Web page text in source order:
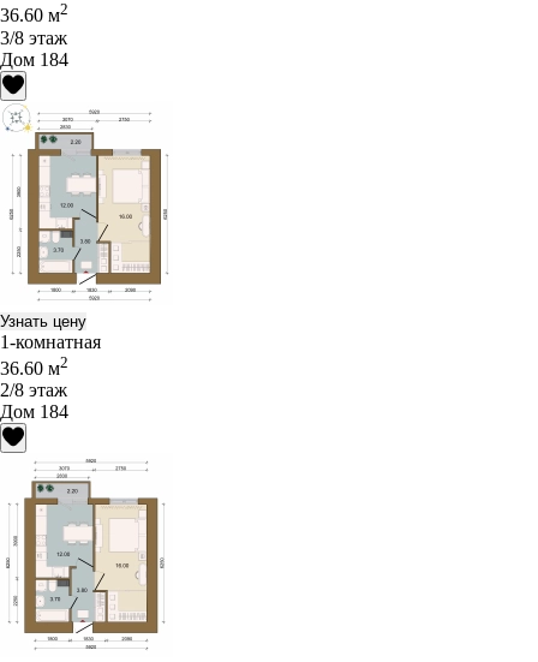
36.60 м2
3/8 этаж
Дом 184
Узнать цену
1-комнатная
36.60 м2
2/8 этаж
Дом 184